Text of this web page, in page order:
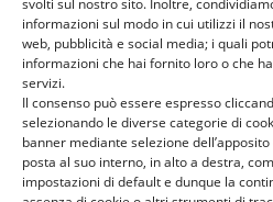
svolti sul nostro sito. Inoltre,
informazioni sul modo in cui utilizzi il
web, pubblicità e social media; i quali
informazioni che hai fornito loro o che
servizi.
Il consenso può essere espresso
selezionando le diverse categorie di
banner mediante selezione
posta al suo interno, in alto a destra,
impostazioni di default e dunque la
 PEC
sti@tmcert.it
 Orari
Lunedì – Venerdì 8.30 –
Sabato 8.30 – 12.30